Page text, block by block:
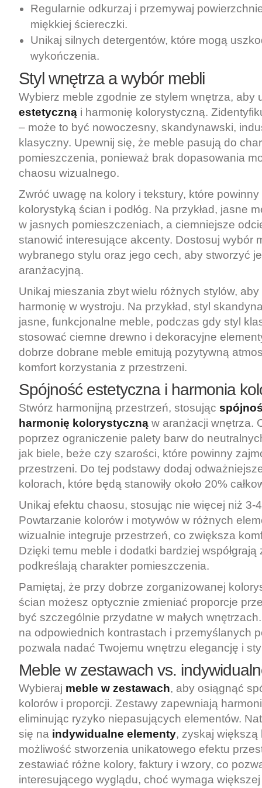
Regularnie odkurzaj i przemywaj
miękkiej ściereczki.
Unikaj silnych detergentów, które mogą
wykończenia.
Styl wnętrza a wybór mebli
Wybierz meble zgodnie ze stylem wnętrza, aby
estetyczną i harmonię kolorystyczną.
– może to być nowoczesny, skandynawski,
klasyczny. Upewnij się, że meble pasują do
pomieszczenia, ponieważ brak dopasowania
chaosu wizualnego.
Zwróć uwagę na kolory i tekstury, które powinny
kolorystyką ścian i podłóg. Na przykład, jasne
w jasnych pomieszczeniach, a ciemniejsze
stanowić interesujące akcenty. Dostosuj wybór
wybranego stylu oraz jego cech, aby stworzyć
aranżacyjną.
Unikaj mieszania zbyt wielu różnych stylów,
harmonię w wystroju. Na przykład, styl
jasne, funkcjonalne meble, podczas gdy styl
stosować ciemne drewno i dekoracyjne
dobrze dobrane meble emitują pozytywną
komfort korzystania z przestrzeni.
Spójność estetyczna i harmonia
Stwórz harmonijną przestrzeń, stosując
harmonię kolorystyczną w aranżacji wnętrza.
poprzez ograniczenie palety barw do
jak biele, beże czy szarości, które powinny
przestrzeni. Do tej podstawy dodaj
kolorach, które będą stanowiły około 20%
Unikaj efektu chaosu, stosując nie więcej niż 3-
Powtarzanie kolorów i motywów w różnych
wizualnie integruje przestrzeń, co zwiększa
Dzięki temu meble i dodatki bardziej współgrają
podkreślają charakter pomieszczenia.
Pamiętaj, że przy dobrze zorganizowanej
ścian możesz optycznie zmieniać proporcje
być szczególnie przydatne w małych
na odpowiednich kontrastach i przemyślanych
pozwala nadać Twojemu wnętrzu elegancję i
Meble w zestawach vs.
Wybieraj meble w zestawach, aby osiągnąć
kolorów i proporcji. Zestawy zapewniają
eliminując ryzyko niepasujących elementów.
się na indywidualne elementy, zyskaj
możliwość stworzenia unikatowego efektu
zestawiać różne kolory, faktury i wzory, co
interesującego wyglądu, choć wymaga